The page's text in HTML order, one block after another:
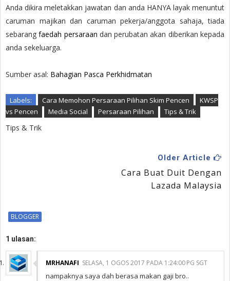
Anda dikira meletakkan jawatan dan anda HANYA layak menuntut
caruman majikan dan caruman pekerja/anggota sahaja, tiada
sebarangfaedah persaraan dan perubatan akan diberikan kepada
anda sekeluarga.
Sumber asal: Bahagian Pasca Perkhidmatan
Labels: Cara Memohon Persaraan Pilihan Skim Pencen
KWSP
vs Pencen
Media Social Persaraan Pilihan Tips & Trik
Tips & Trik
Older Article
Cara Buat Duit Dengan
Lazada Malaysia
BLOGGER
1 ulasan:
MRHANAFI SELASA, 1 OGOS 2017 PADA 1:24:00 PG SGT
nampaknya saya dah berasa makan gaji bro..